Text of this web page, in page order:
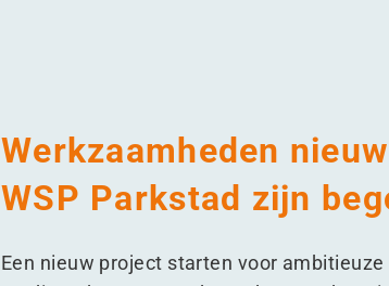
Werkzaamheden
WSP Parkstad zijn
Een nieuw project starten voor